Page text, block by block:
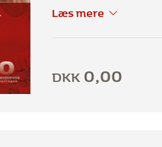
Læs mere
DKK0,00